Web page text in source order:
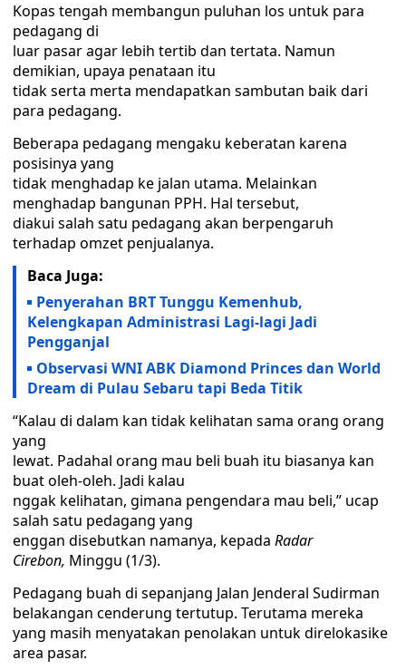
Kopas tengah membangun puluhan los untuk para
pedagang di
luar pasar agar lebih tertib dan tertata. Namun
demikian, upaya penataan itu
tidak serta merta mendapatkan sambutan baik dari
para pedagang.
Beberapa pedagang mengaku keberatan karena
posisinya yang
tidak menghadap ke jalan utama. Melainkan
menghadap bangunan PPH. Hal tersebut,
diakui salah satu pedagang akan berpengaruh
terhadap omzet penjualanya.
Baca Juga:
Penyerahan BRT Tunggu Kemenhub,
Kelengkapan Administrasi Lagi-lagi Jadi
Pengganjal
Observasi WNI ABK Diamond Princes dan World
Dream di Pulau Sebaru tapi Beda Titik
“Kalau di dalam kan tidak kelihatan sama orang orang
yang
lewat. Padahal orang mau beli buah itu biasanya kan
buat oleh-oleh. Jadi kalau
nggak kelihatan, gimana pengendara mau beli,” ucap
salah satu pedagang yang
enggan disebutkan namanya, kepada Radar
Cirebon, Minggu (1/3).
Pedagang buah di sepanjang Jalan Jenderal Sudirman
belakangan cenderung tertutup. Terutama mereka
yang masih menyatakan penolakan untuk direlokasike
area pasar.